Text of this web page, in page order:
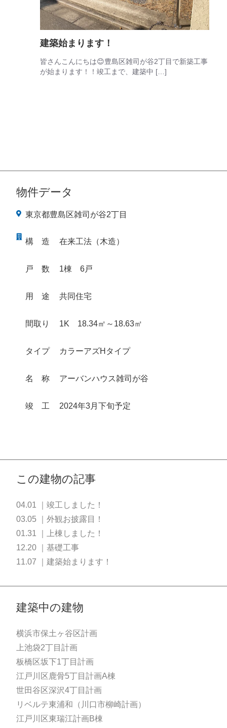
物件データ
東京都豊島区雑司が谷2丁目
構 造 在来工法（木造）
戸 数 1棟 6戸
用 途 共同住宅
間取り 1K 18.34㎡～18.63㎡
タイプ カラーアズHタイプ
名 称 アーバンハウス雑司が谷
竣 工 2024年3月下旬予定
建築始まります！
皆さんこんにちは😊豊島区雑司が谷2丁目で新築工事
が始まります！！竣工まで、建築中 […]
この建物の記事
04.01 ｜竣工しました！
03.05 ｜外観お披露目！
01.31 ｜上棟しました！
12.20 ｜基礎工事
11.07 ｜建築始まります！
建築中の建物
横浜市保土ヶ谷区計画
上池袋2丁目計画
板橋区坂下1丁目計画
江戸川区鹿骨5丁目計画A棟
世田谷区深沢4丁目計画
リベルテ東浦和（川口市柳崎計画）
江戸川区東瑞江計画B棟